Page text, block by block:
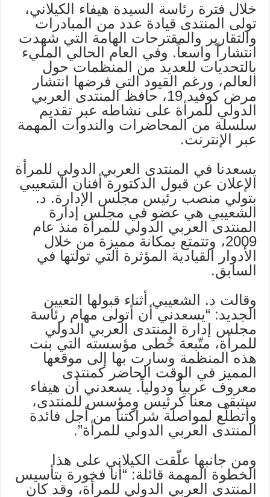
خلال فترة رئاسة السيدة هيفاء الكيلاني،
تولى المنتدى قيادة عدد من المبادرات
والتقارير والمقترحات الهامة التي شهدت
انتشاراً واسعاً. وفي العام الحالي المليء
بالتحديات للعديد من المنظمات حول
العالم، ورغم القيود التي فرضها انتشار
مرض كوفيد 19، حافظ المنتدى العربي
الدولي للمرأة على نشاطه عبر تقديم
سلسلة من المحاضرات والندوات المهمة
عبر الإنترنت.
يسعدنا في المنتدى العربي الدولي للمرأة
الإعلان عن قبول الدكتورة أفنان الشعيبي
بتولي منصب رئيس مجلس الإدارة. د.
الشعيبي هي عضو في مجلس إدارة
المنتدى العربي الدولي للمرأة منذ عام
2009، وتتمتع بمكانة مميزة من خلال
الأدوار القيادية المؤثرة التي تولتها في
السابق.
وقالت د. الشعيبي أثناء قبولها التعيين
الجديد: “يسعدني أن أتولى مهام رئاسة
مجلس إدارة المنتدى العربي الدولي
للمرأة، متّبعة خُطى مؤسسته التي بنت
هذه المنظمة وسارت بها إلى موقعها
المميز في الوقت الحاضر كمنتدى
معروف عربياً ودولياً. يسعدني أن هيفاء
ستبقى معنا كرئيس ومؤسس للمنتدى،
وأتطلّع لمواصلة شراكتنا من أجل فائدة
المنتدى العربي الدولي للمرأة”.
ومن جانبها علّقت الكيلاني على هذا
الخطوة المهمة قائلة: “أنا فخورة بتأسيس
المنتدى العربي الدولي للمرأة، وقد كان